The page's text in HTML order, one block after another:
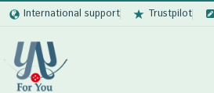
International support Trustpilot
Kvinder